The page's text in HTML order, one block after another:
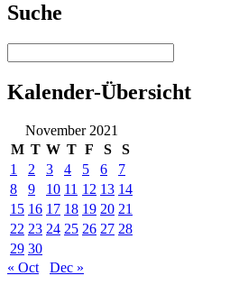
Suche
Kalender-Übersicht
November 2021
M T W T F S
S
1
2 3 4 5 6
7
8
9 10 11 12 13 14
15 16 17 18 19 20 21
22 23 24 25 26 27 28
29 30
« Oct
Dec »